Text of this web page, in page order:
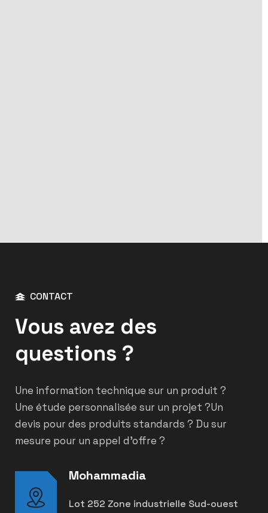
CONTACT
Vous avez des
questions ?
Une information technique sur un produit ?
Une étude personnalisée sur un projet ?Un
devis pour des produits standards ? Du sur
mesure pour un appel d’offre ?
Mohammadia
Lot 252 Zone industrielle Sud-ouest